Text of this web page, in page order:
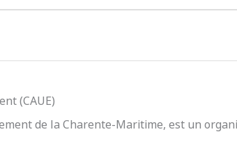
(CAUE)
de la Charente-Maritime, est un